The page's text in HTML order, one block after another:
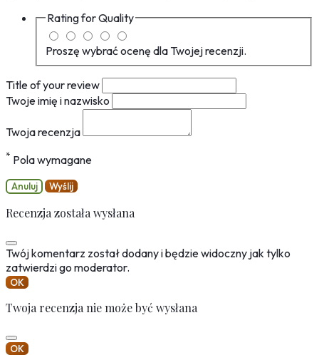
Rating forQuality
Proszę wybrać ocenę dla Twojej recenzji.
Title of your review
Twoje imię i nazwisko
Twoja recenzja
* Pola wymagane
Anuluj Wyślij
Recenzja została wysłana
Twój komentarz został dodany i będzie widoczny jak tylko
zatwierdzi go moderator.
OK
Twoja recenzja nie może być wysłana
OK